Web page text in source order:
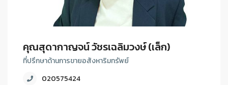
คุณสุดากาญจน์ วัชรเฉลิมวงษ์ (เล็ก)
ที่ปรึกษาด้านการขายอสังหาริมทรัพย์
020575424